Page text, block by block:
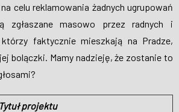
celu reklamowania żadnych ugrupowań
zgłaszane masowo przez radnych i
faktycznie mieszkają na Pradze,
bolączki. Mamy nadzieję, że zostanie to
Tytuł projektu